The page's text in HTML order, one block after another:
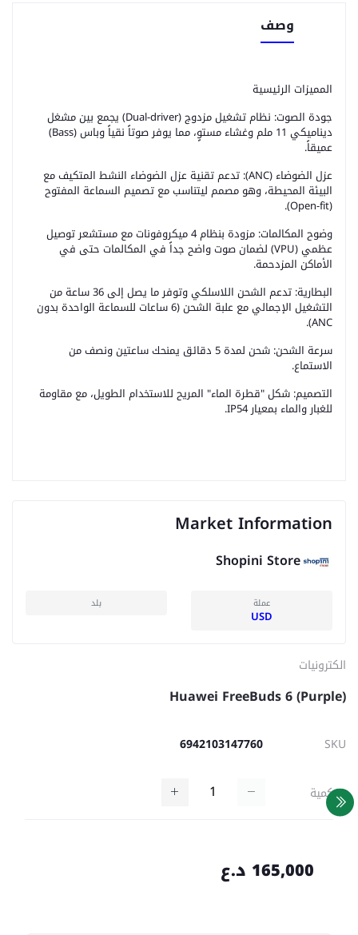
وصف
المميزات الرئيسية
جودة الصوت: نظام تشغيل مزدوج (Dual-driver) يجمع بين مشغل
ديناميكي 11 ملم وغشاء مستوٍ، مما يوفر صوتاً نقياً وباس (Bass)
عميقاً.
عزل الضوضاء (ANC): تدعم تقنية عزل الضوضاء النشط المتكيف مع
البيئة المحيطة، وهو مصمم ليتناسب مع تصميم السماعة المفتوح
(Open-fit).
وضوح المكالمات: مزودة بنظام 4 ميكروفونات مع مستشعر توصيل
عظمي (VPU) لضمان صوت واضح جداً في المكالمات حتى في
الأماكن المزدحمة.
البطارية: تدعم الشحن اللاسلكي وتوفر ما يصل إلى 36 ساعة من
التشغيل الإجمالي مع علبة الشحن (6 ساعات للسماعة الواحدة بدون
ANC).
سرعة الشحن: شحن لمدة 5 دقائق يمنحك ساعتين ونصف من
الاستماع.
التصميم: شكل "قطرة الماء" المريح للاستخدام الطويل، مع مقاومة
للغبار والماء بمعيار IP54.
Market Information
Shopini Store
عملة
USD
بلد
الكترونيات
Huawei FreeBuds 6 (Purple)
SKU
6942103147760
كمية
165,000 د.ع